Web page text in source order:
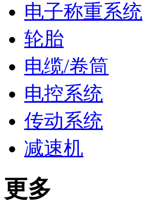
电子称重系统
轮胎
电缆/卷筒
电控系统
传动系统
减速机
更多